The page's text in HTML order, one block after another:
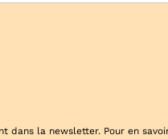
dans la newsletter. Pour en